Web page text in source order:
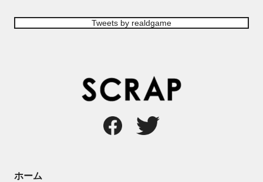
Tweets by realdgame
ホーム